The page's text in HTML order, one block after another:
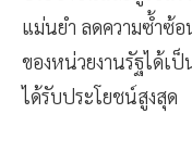
แม่นยำ ลดความซ้ำซ้อ
ของหน่วยงานรัฐได้เ
ได้รับประโยชน์สูงสุด